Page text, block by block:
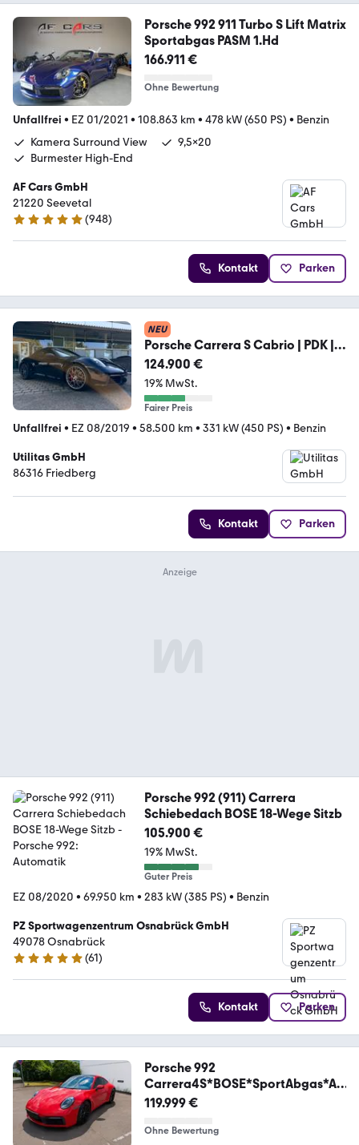
Porsche 992 911 Turbo S Lift Matrix
Sportabgas PASM 1.Hd
166.911 €
Ohne Bewertung
Unfallfrei • EZ 01/2021 • 108.863 km • 478 kW (650 PS) • Benzin
Kamera Surround View
9,5x20
Burmester High-End
AF Cars GmbH
21220 Seevetal
4.9 Sterne
(948)
Kontakt Parken
NEU
Porsche Carrera S Cabrio | PDK |
BOSE | Sportabgas
124.900 €
19% MwSt.
Fairer Preis
Unfallfrei • EZ 08/2019 • 58.500 km • 331 kW (450 PS) • Benzin
Utilitas GmbH
86316 Friedberg
Kontakt Parken
Porsche 992 (911) Carrera
Schiebedach BOSE 18-Wege Sitzb
105.900 €
19% MwSt.
Guter Preis
EZ 08/2020 • 69.950 km • 283 kW (385 PS) • Benzin
PZ Sportwagenzentrum Osnabrück GmbH
49078 Osnabrück
5 Sterne
(61)
Kontakt Parken
Porsche 992
Carrera4S*BOSE*SportAbgas*AC
C*Chrono*
119.999 €
Ohne Bewertung